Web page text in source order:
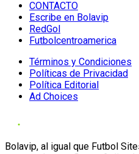
CONTACTO
Escribe en Bolavip
RedGol
Futbolcentroamerica
Términos y Condiciones
Políticas de Privacidad
Política Editorial
Ad Choices
Bolavip, al igual que Futbol